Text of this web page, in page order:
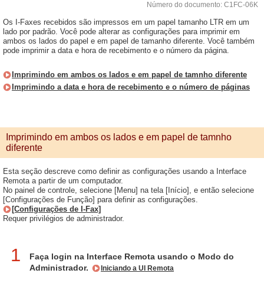
Número do documento: C1FC-06K
Os I-Faxes recebidos são impressos em um papel tamanho LTR em um
lado por padrão. Você pode alterar as configurações para imprimir em
ambos os lados do papel e em papel de tamanho diferente. Você também
pode imprimir a data e hora de recebimento e o número da página.
Imprimindo em ambos os lados e em papel de tamnho diferente
Imprimindo a data e hora de recebimento e o número de páginas
Imprimindo em ambos os lados e em papel de tamnho
diferente
Esta seção descreve como definir as configurações usando a Interface
Remota a partir de um computador.
No painel de controle, selecione [Menu] na tela [Início], e então selecione
[Configurações de Função] para definir as configurações.
[Configurações de I-Fax]
Requer privilégios de administrador.
1
Faça login na Interface Remota usando o Modo do
Administrador.
Iniciando a UI Remota